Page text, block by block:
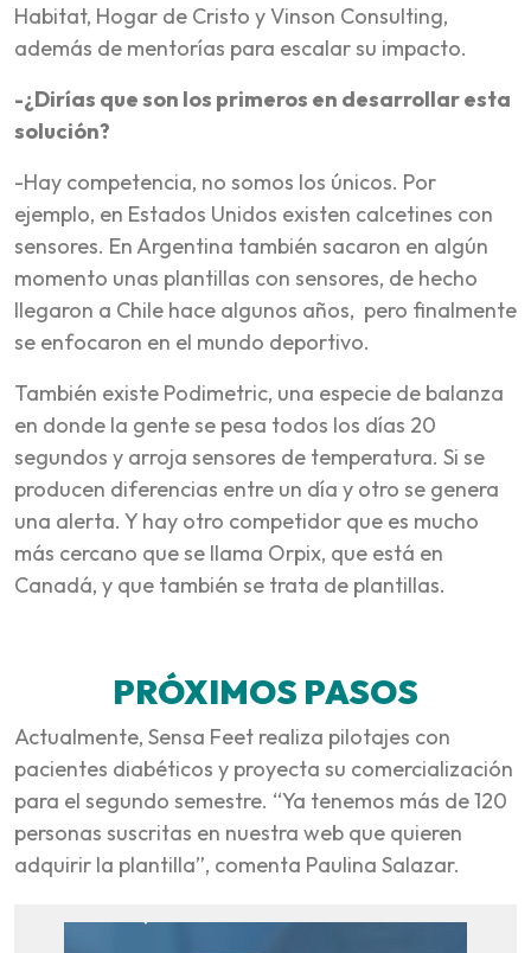
Habitat, Hogar de Cristo y Vinson Consulting,
además de mentorías para escalar su impacto.
-¿Dirías que son los primeros en desarrollar esta
solución?
-Hay competencia, no somos los únicos. Por
ejemplo, en Estados Unidos existen calcetines con
sensores. En Argentina también sacaron en algún
momento unas plantillas con sensores, de hecho
llegaron a Chile hace algunos años, pero finalmente
se enfocaron en el mundo deportivo.
También existe Podimetric, una especie de balanza
en donde la gente se pesa todos los días 20
segundos y arroja sensores de temperatura. Si se
producen diferencias entre un día y otro se genera
una alerta. Y hay otro competidor que es mucho
más cercano que se llama Orpix, que está en
Canadá, y que también se trata de plantillas.
PRÓXIMOS PASOS
Actualmente, Sensa Feet realiza pilotajes con
pacientes diabéticos y proyecta su comercialización
para el segundo semestre. “Ya tenemos más de 120
personas suscritas en nuestra web que quieren
adquirir la plantilla”, comenta Paulina Salazar.